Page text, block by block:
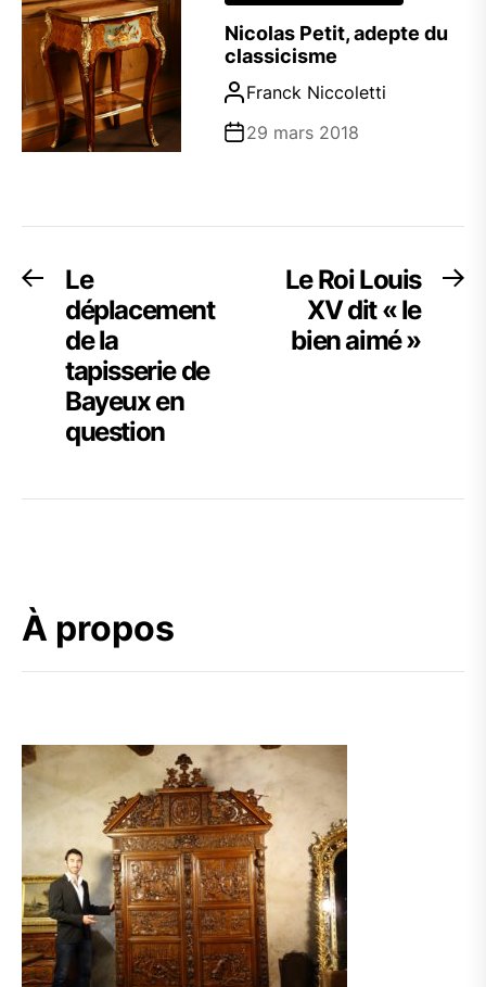
Nicolas Petit, adepte du
classicisme
Franck Niccoletti
29 mars 2018
Navigation
l’article
Previous
post:
Le
déplacement
de la
tapisserie de
Bayeux en
question
Le Roi Louis
XV dit « le
bien aimé »
À propos